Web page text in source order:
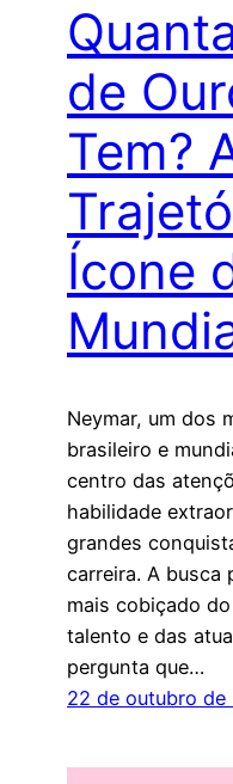
de
Tem?
Ícone
Neymar, um dos
brasileiro e
centro das
habilidade
grandes
carreira. A busca
mais cobiçado
talento e das
pergunta que…
22 de outubro de